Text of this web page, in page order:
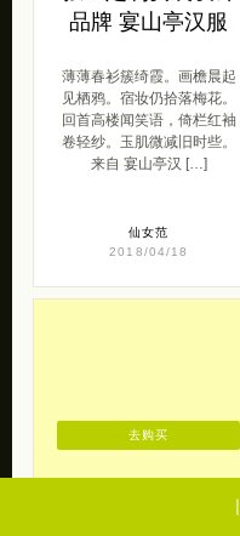
品牌 宴山亭汉服
薄薄春衫簇绮霞。画檐晨起
见栖鸦。宿妆仍拾落梅花。
回首高楼闻笑语，倚栏红袖
卷轻纱。玉肌微减旧时些。
来自 宴山亭汉 […]
仙女范
2018/04/18
去购买